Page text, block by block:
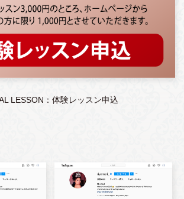
LESSON：体験レッスン申込